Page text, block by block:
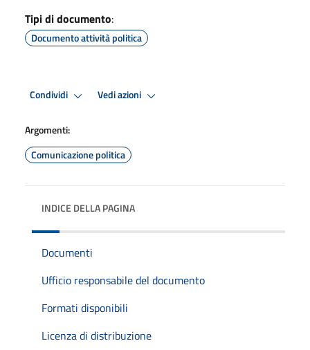
Tipi di documento:
Documento attività politica
Condividi Vedi azioni
Argomenti:
Comunicazione politica
INDICE DELLA PAGINA
Documenti
Ufficio responsabile del documento
Formati disponibili
Licenza di distribuzione